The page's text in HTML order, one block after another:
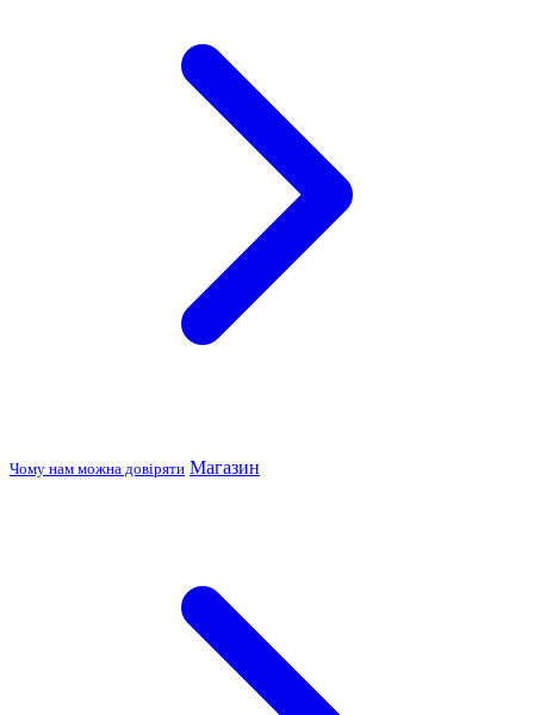
Чому нам можна довіряти Магазин